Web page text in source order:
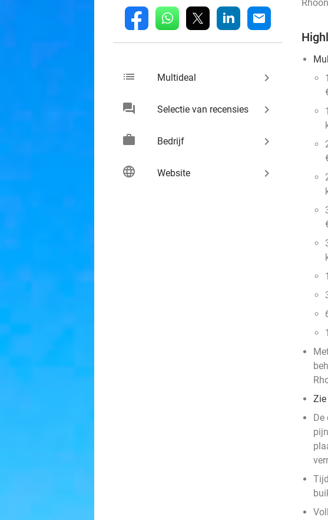
fb whatsapp linkedin mail
list Multideal keyboard_arrow_right
chat Selectie van recensies keyboard_arrow_right
work Bedrijf keyboard_arrow_right
language Website keyboard_arrow_right
Rhoon
Zie
De